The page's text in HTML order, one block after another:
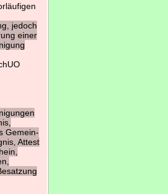
jedoch
einer
Gemein-
Attest